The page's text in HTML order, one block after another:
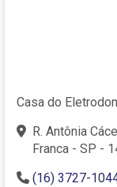
Casa do
R. Antônia
Franca - SP -
(16) 3727-